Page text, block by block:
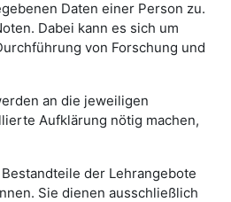
Daten einer Person zu.
Dabei kann es sich um
von Forschung und
an die jeweiligen
Aufklärung nötig machen,
der Lehrangebote
Sie dienen ausschließlich